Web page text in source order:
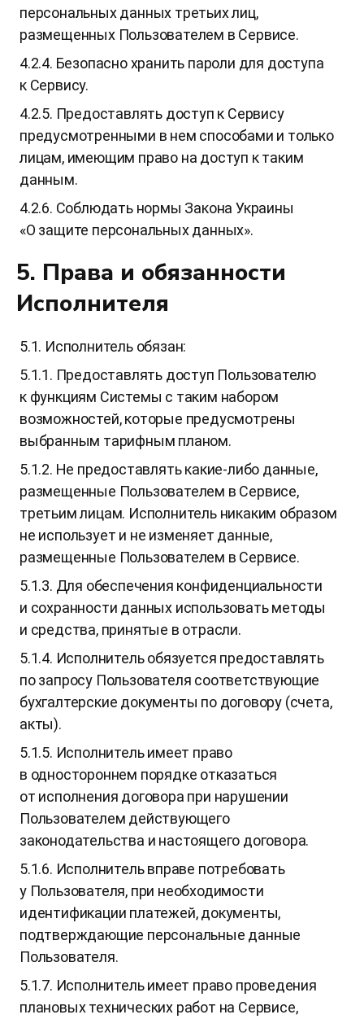
персональных данных третьих лиц,
размещенных Пользователем в Сервисе.
4.2.4. Безопасно хранить пароли для доступа
к Сервису.
4.2.5. Предоставлять доступ к Сервису
предусмотренными в нем способами и только
лицам, имеющим право на доступ к таким
данным.
4.2.6. Соблюдать нормы Закона Украины
«О защите персональных данных».
5. Права и обязанности
Исполнителя
5.1. Исполнитель обязан:
5.1.1. Предоставлять доступ Пользователю
к функциям Системы с таким набором
возможностей, которые предусмотрены
выбранным тарифным планом.
5.1.2. Не предоставлять какие-либо данные,
размещенные Пользователем в Сервисе,
третьим лицам. Исполнитель никаким образом
не использует и не изменяет данные,
размещенные Пользователем в Сервисе.
5.1.3. Для обеспечения конфиденциальности
и сохранности данных использовать методы
и средства, принятые в отрасли.
5.1.4. Исполнитель обязуется предоставлять
по запросу Пользователя соответствующие
бухгалтерские документы по договору (счета,
акты).
5.1.5. Исполнитель имеет право
в одностороннем порядке отказаться
от исполнения договора при нарушении
Пользователем действующего
законодательства и настоящего договора.
5.1.6. Исполнитель вправе потребовать
у Пользователя, при необходимости
идентификации платежей, документы,
подтверждающие персональные данные
Пользователя.
5.1.7. Исполнитель имеет право проведения
плановых технических работ на Сервисе,